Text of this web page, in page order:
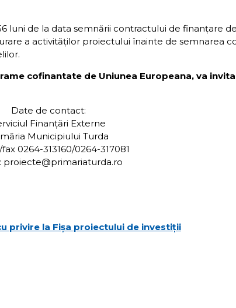
luni de la data semnării contractului de finanțare
a activităților proiectului înainte de semnarea
cofinantate de Uniunea Europeana, va
Date de contact:
Finanțări Externe
Municipiului Turda
0264-313160/0264-317081
proiecte@primariaturda.ro
privire la Fișa proiectului de investiții